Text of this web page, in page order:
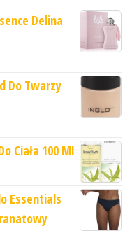
Delina
Do Twarzy
Ciała 100 Ml
Essentials